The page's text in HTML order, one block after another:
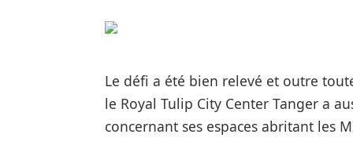
Le défi a été bien relevé et outre
le Royal Tulip City Center Tanger a
concernant ses espaces abritant les